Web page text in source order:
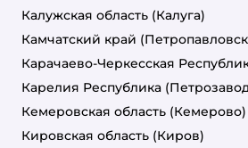
Калужская область (Калуга)
Камчатский край
Карачаево-Черкесская
Карелия Республика
Кемеровская область (Кемерово)
Кировская область (Киров)